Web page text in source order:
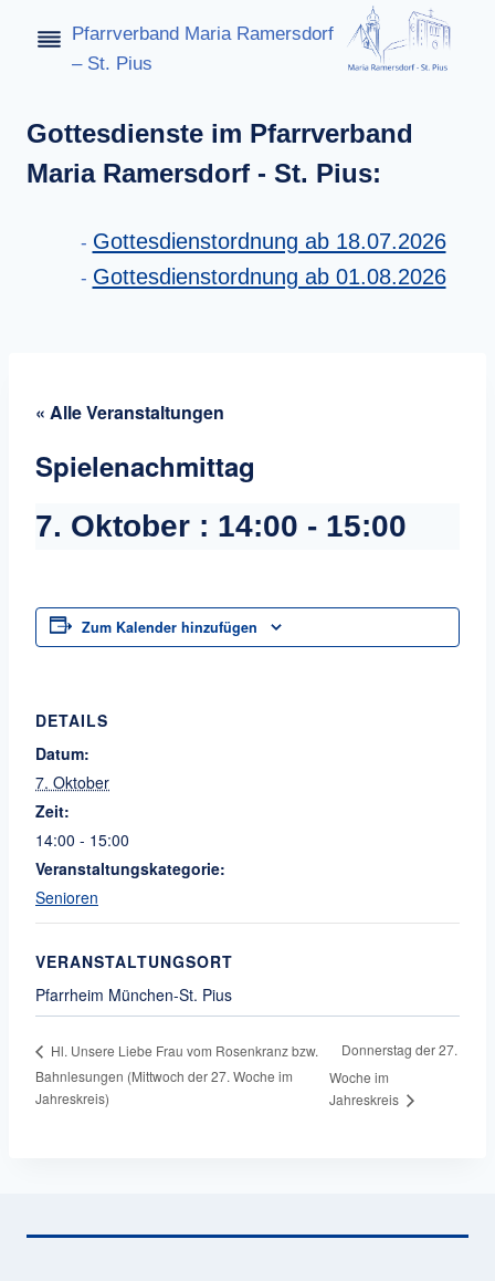
Inhalt
Pfarrverband Maria Ramersdorf
– St. Pius
Gottesdienste im Pfarrverband
Maria Ramersdorf - St. Pius:
Gottesdienstordnung ab 18.07.2026
Gottesdienstordnung ab 01.08.2026
« Alle Veranstaltungen
Spielenachmittag
7. Oktober : 14:00 - 15:00
Zum Kalender hinzufügen
DETAILS
Datum:
7. Oktober
Zeit:
14:00 - 15:00
Veranstaltungskategorie:
Senioren
VERANSTALTUNGSORT
Pfarrheim München-St. Pius
Hl. Unsere Liebe Frau vom Rosenkranz bzw.
Bahnlesungen (Mittwoch der 27. Woche im
Jahreskreis)
Donnerstag der 27.
Woche im
Jahreskreis